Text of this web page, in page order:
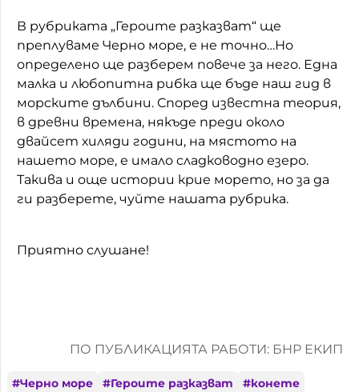
В рубриката „Героите разказват“ ще
преплуваме Черно море, е не точно…Но
определено ще разберем повече за него. Една
малка и любопитна рибка ще бъде наш гид в
морските дълбини. Според известна теория,
в древни времена, някъде преди около
двайсет хиляди години, на мястото на
нашето море, е имало сладководно езеро.
Такива и още истории крие морето, но за да
ги разберете, чуйте нашата рубрика.
Приятно слушане!
ПО ПУБЛИКАЦИЯТА РАБОТИ: БНР ЕКИП
#Черно море #Героите разказват #конете